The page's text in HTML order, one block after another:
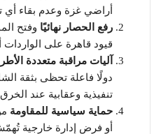
أراضي غزة وعدم بقاء
رفع الحصار نهائيًا وفتح
قيود قاهرة على الواردات
آليات مراقبة متعددة
دولًا فاعلة تحظى بثقة
تنفيذية وعقابية عند
حماية سياسية للمقاومة
أو فرض إدارة خارجية